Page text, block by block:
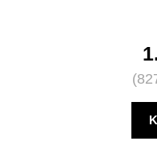
(